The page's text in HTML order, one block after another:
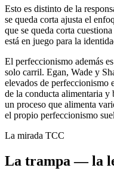
Esto es distinto de la
se queda corta ajusta el
que se queda corta
está en juego para la
El perfeccionismo además
solo carril. Egan, Wade y
elevados de perfeccionismo
de la conducta alimentaria y
un proceso que alimenta
el propio perfeccionismo
La mirada TCC
La trampa — la